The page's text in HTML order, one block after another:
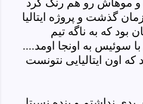
گذشت و پروژه ایتالیا
بود که به ناگه تیم
با سوئیس به اونجا اومد....
که اون ایتالیایی نتونست